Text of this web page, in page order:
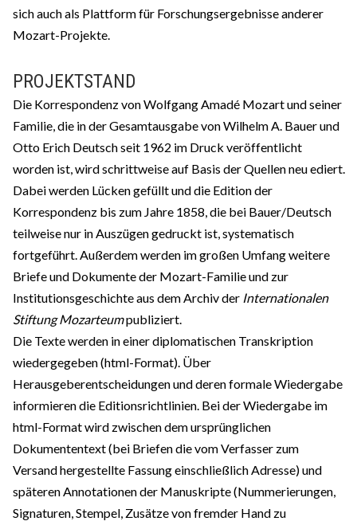
sich auch als Plattform für Forschungsergebnisse anderer
Mozart-Projekte.
PROJEKTSTAND
Die Korrespondenz von Wolfgang Amadé Mozart und seiner
Familie, die in der Gesamtausgabe von Wilhelm A. Bauer und
Otto Erich Deutsch seit 1962 im Druck veröffentlicht
worden ist, wird schrittweise auf Basis der Quellen neu ediert.
Dabei werden Lücken gefüllt und die Edition der
Korrespondenz bis zum Jahre 1858, die bei Bauer/Deutsch
teilweise nur in Auszügen gedruckt ist, systematisch
fortgeführt. Außerdem werden im großen Umfang weitere
Briefe und Dokumente der Mozart-Familie und zur
Institutionsgeschichte aus dem Archiv der Internationalen
Stiftung Mozarteumpubliziert.
Die Texte werden in einer diplomatischen Transkription
wiedergegeben (html-Format). Über
Herausgeberentscheidungen und deren formale Wiedergabe
informieren die Editionsrichtlinien. Bei der Wiedergabe im
html-Format wird zwischen dem ursprünglichen
Dokumententext (bei Briefen die vom Verfasser zum
Versand hergestellte Fassung einschließlich Adresse) und
späteren Annotationen der Manuskripte (Nummerierungen,
Signaturen, Stempel, Zusätze von fremder Hand zu